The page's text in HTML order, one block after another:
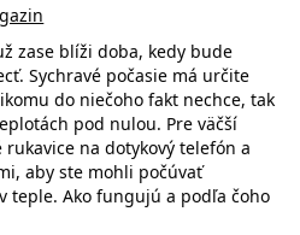
zase blíži doba, kedy bude
Sychravé počasie má určite
do niečoho fakt nechce, tak
pod nulou. Pre väčší
na dotykový telefón a
aby ste mohli počúvať
teple. Ako fungujú a podľa čoho